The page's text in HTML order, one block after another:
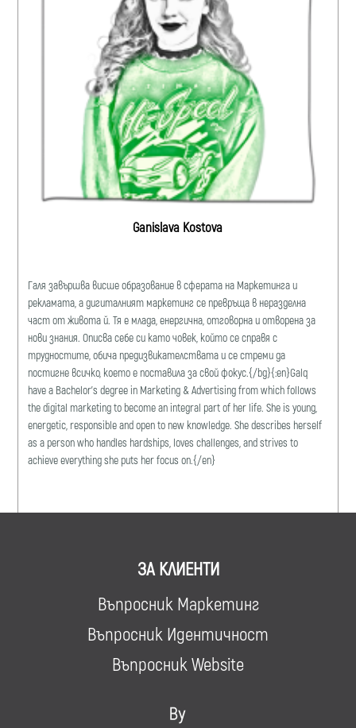
Ganislava Kostova
Галя завършва висше образование в сферата на Маркетинга и
рекламата, a дигиталният маркетинг се превръща в неразделна
част от живота й. Тя е млада, енергична, отговорна и отворена за
нови знания. Описва себе си като човек, който се справя с
трудностите, обича предизвикателствата и се стреми да
постигне всичко, което е поставила за свой фокус.{/bg}{:en}Galq
have a Bachelor's degree in Marketing & Advertising from which follows
the digital marketing to become an integral part of her life. She is young,
energetic, responsible and open to new knowledge. She describes herself
as a person who handles hardships, loves challenges, and strives to
achieve everything she puts her focus on.{/en}
ЗА КЛИЕНТИ
Въпросник Маркетинг
Въпросник Идентичност
Въпросник Website